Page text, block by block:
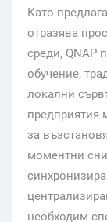
Като
отразява
среди, QNAP
обучение,
локални
предприятия
за
моментни
необходим